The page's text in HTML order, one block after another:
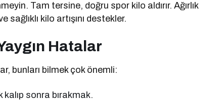
Tam tersine, doğru spor kilo aldırır. Ağırlık
kilo artışını destekler.
Hatalar
bunları bilmek çok önemli:
sonra bırakmak.